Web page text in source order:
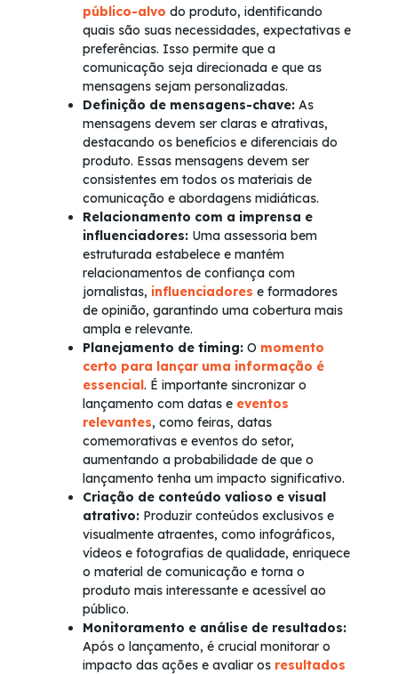
público-alvo do produto, identificando
quais são suas necessidades, expectativas e
preferências. Isso permite que a
comunicação seja direcionada e que as
mensagens sejam personalizadas.
Definição de mensagens-chave:As
mensagens devem ser claras e atrativas,
destacando os benefícios e diferenciais do
produto. Essas mensagens devem ser
consistentes em todos os materiais de
comunicação e abordagens midiáticas.
Relacionamento com a imprensa e
influenciadores: Uma assessoria bem
estruturada estabelece e mantém
relacionamentos de confiança com
jornalistas, influenciadores e formadores
de opinião, garantindo uma cobertura mais
ampla e relevante.
Planejamento de timing:O momento
certo para lançar uma informação é
essencial. É importante sincronizar o
lançamento com datas e eventos
relevantes, como feiras, datas
comemorativas e eventos do setor,
aumentando a probabilidade de que o
lançamento tenha um impacto significativo.
Criação de conteúdo valioso e visual
atrativo:Produzir conteúdos exclusivos e
visualmente atraentes, como infográficos,
vídeos e fotografias de qualidade, enriquece
o material de comunicação e torna o
produto mais interessante e acessível ao
público.
Monitoramento e análise de resultados:
Após o lançamento, é crucial monitorar o
impacto das ações e avaliar os resultados